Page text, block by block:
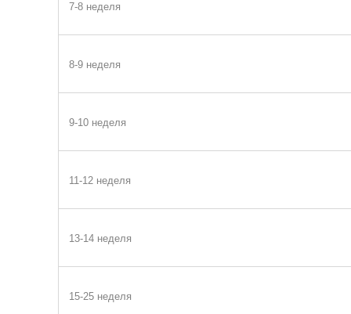
7-8 неделя
8-9 неделя
9-10 неделя
11-12 неделя
13-14 неделя
15-25 неделя